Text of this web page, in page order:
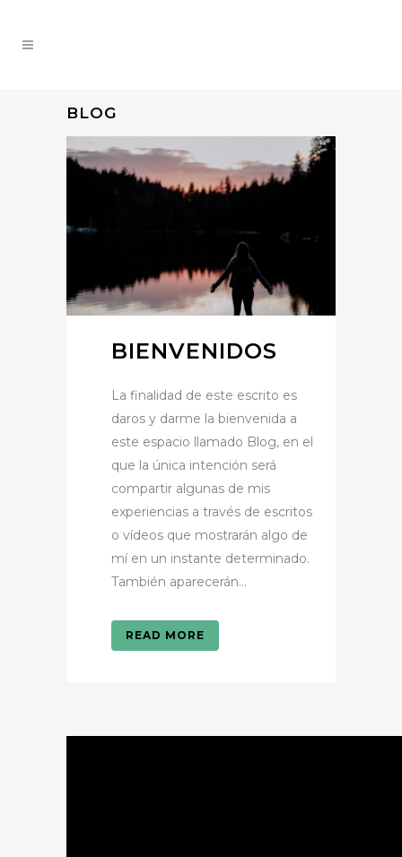
BLOG
BIENVENIDOS
La finalidad de este escrito es
daros y darme la bienvenida a
este espacio llamado Blog, en el
que la única intención será
compartir algunas de mis
experiencias a través de escritos
o vídeos que mostrarán algo de
mí en un instante determinado.
También aparecerán...
READ MORE